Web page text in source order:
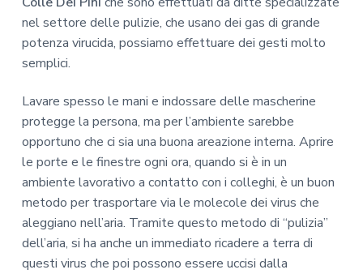
nel settore delle pulizie, che usano dei gas di grande
potenza virucida, possiamo effettuare dei gesti molto
semplici.
Lavare spesso le mani e indossare delle mascherine
protegge la persona, ma per l’ambiente sarebbe
opportuno che ci sia una buona areazione interna. Aprire
le porte e le finestre ogni ora, quando si è in un
ambiente lavorativo a contatto con i colleghi, è un buon
metodo per trasportare via le molecole dei virus che
aleggiano nell’aria. Tramite questo metodo di “pulizia”
dell’aria, si ha anche un immediato ricadere a terra di
questi virus che poi possono essere uccisi dalla